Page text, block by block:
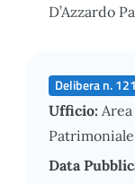
D’Azzardo
Delibera n.
Ufficio:
Patrimoniale
Data